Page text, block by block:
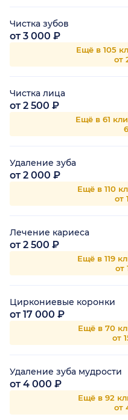
Чистка зубов
от 3 000 ₽
Ещё в 105
от
Чистка лица
от 2 500 ₽
Ещё в 61
Удаление зуба
от 2 000 ₽
Ещё в 110
от
Лечение кариеса
от 2 500 ₽
Ещё в 119
от
Циркониевые коронки
от 17 000 ₽
Ещё в 70
от
Удаление зуба мудрости
от 4 000 ₽
Ещё в 92
от